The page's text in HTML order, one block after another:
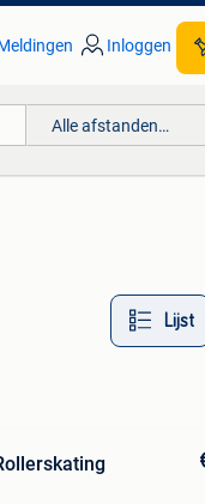
Inloggen
Alle afstanden…
Lijst